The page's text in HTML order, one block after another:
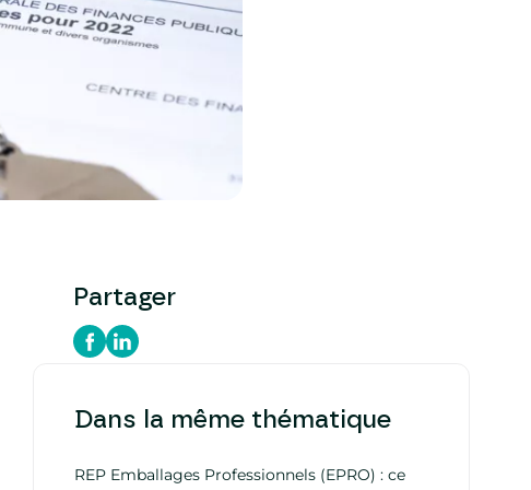
Partager
Dans la même thématique
REP Emballages Professionnels (EPRO) : ce